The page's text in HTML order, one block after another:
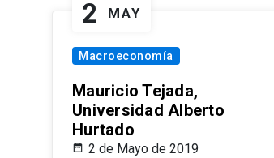
2 MAY
Macroeconomía
Mauricio Tejada,
Universidad Alberto
Hurtado
2 de Mayo de 2019